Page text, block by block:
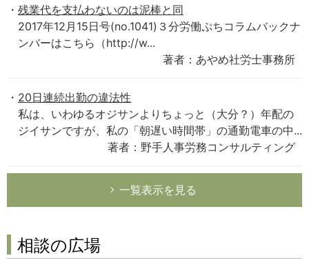
残業代を支払わないのは泥棒と同
2017年12月15日号(no.1041)３分労働ぷちコラムバックナ
ンバーはこちら（http://w...
著者：あやめ社労士事務所
20日連続出勤の違法性
私は、いわゆるオジサンよりちょっと（大分？）年配の
ジイサンですが、私の「朝遅い時間帯」の通勤電車の中...
著者：野手人事労務コンサルティング
一覧表示を見る
相談の広場